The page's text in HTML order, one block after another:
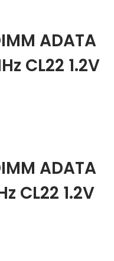
ADATA
CL22 1.2V
ADATA
CL22 1.2V